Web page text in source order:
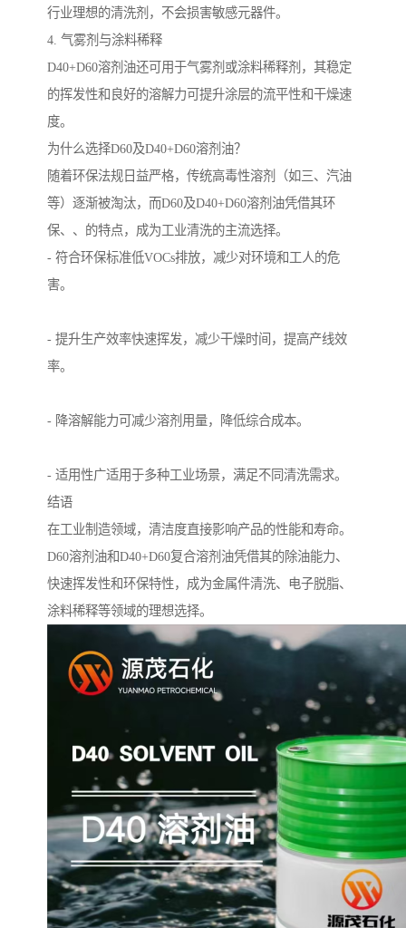
行业理想的清洗剂，不会损害敏感元器件。
4. 气雾剂与涂料稀释
D40+D60溶剂油还可用于气雾剂或涂料稀释剂，其稳定
的挥发性和良好的溶解力可提升涂层的流平性和干燥速
度。
为什么选择D60及D40+D60溶剂油？
随着环保法规日益严格，传统高毒性溶剂（如三、汽油
等）逐渐被淘汰，而D60及D40+D60溶剂油凭借其环
保、、的特点，成为工业清洗的主流选择。
- 符合环保标准低VOCs排放，减少对环境和工人的危
害。
- 提升生产效率快速挥发，减少干燥时间，提高产线效
率。
- 降溶解能力可减少溶剂用量，降低综合成本。
- 适用性广适用于多种工业场景，满足不同清洗需求。
结语
在工业制造领域，清洁度直接影响产品的性能和寿命。
D60溶剂油和D40+D60复合溶剂油凭借其的除油能力、
快速挥发性和环保特性，成为金属件清洗、电子脱脂、
涂料稀释等领域的理想选择。